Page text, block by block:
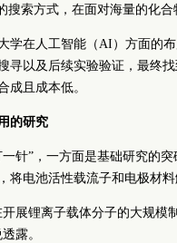
搜索方式，在面对海量的化合
学在人工智能（AI）方面的
寻以及后续实验验证，最终
成且成本低。
的研究
一针”，一方面是基础研究的
将电池活性载流子和电极材
开展锂离子载体分子的大规模
露。